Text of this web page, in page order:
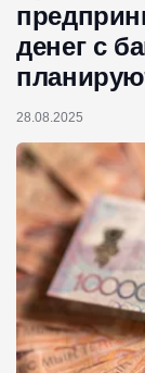
денег с
28.08.2025